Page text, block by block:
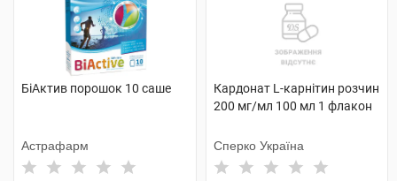
БіАктив порошок 10 саше
Астрафарм
Кардонат L-карнітин розчин
200 мг/мл 100 мл 1 флакон
Сперко Україна